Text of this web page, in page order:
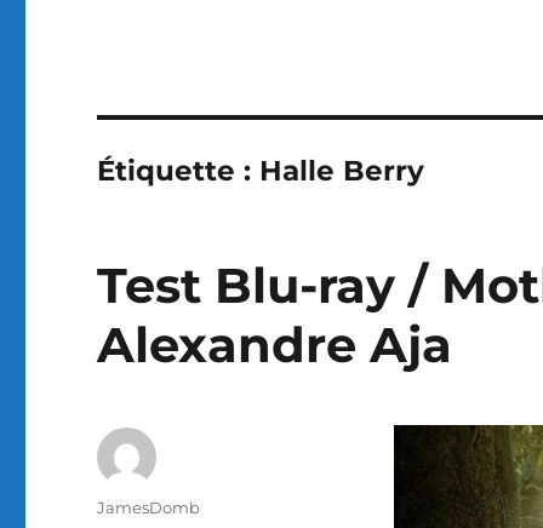
Étiquette : Halle Berry
Test Blu-ray /
Alexandre Aja
Auteur
JamesDomb